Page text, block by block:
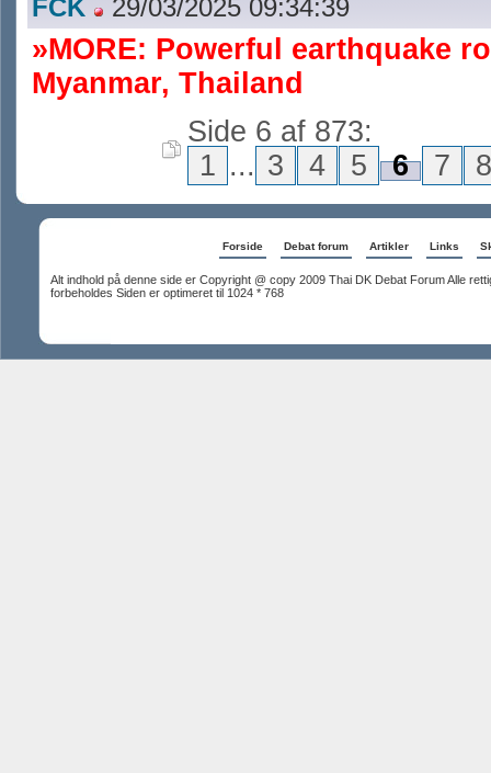
FCK 29/03/2025 09:34:39
»MORE: Powerful earthquake
Myanmar, Thailand
Side 6 af 873:
1 ... 3 4 5 6 7 8
Forside Debat forum Artikler Links
Alt indhold på denne side er Copyright @ copy 2009 Thai DK Debat Forum Alle
forbeholdes Siden er optimeret til 1024 * 768